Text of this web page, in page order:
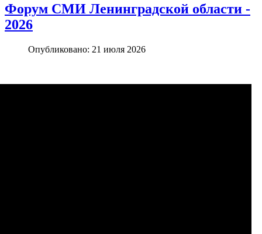
Форум СМИ Ленинградской области -
2026
Опубликовано: 21 июля 2026